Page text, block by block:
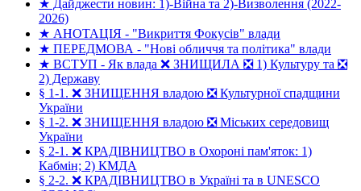
★ Дайджести новин: 1)-Війна та 2)-Визволення (2022-
2026)
★ АНОТАЦІЯ - "Викриття Фокусів" влади
★ ПЕРЕДМОВА - "Нові обличчя та політика" влади
★ ВСТУП - Як влада ❌ ЗНИЩИЛА ❎ 1) Культуру та ❎
2) Державу
§ 1-1. ❌ ЗНИЩЕННЯ владою ❎ Культурної спадщини
України
§ 1-2. ❌ ЗНИЩЕННЯ владою ❎ Міських середовищ
України
§ 2-1. ❌ КРАДІВНИЦТВО в Охороні пам'яток: 1)
Кабмін; 2) КМДА
§ 2-2. ❌ КРАДІВНИЦТВО в Україні та в UNESCO